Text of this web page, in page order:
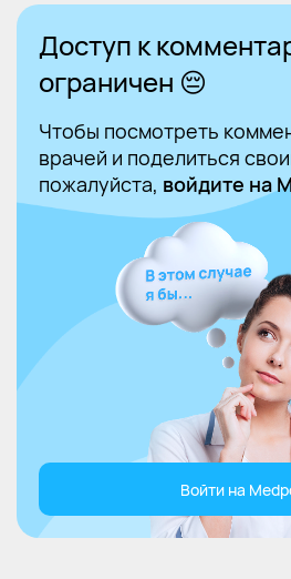
Доступ к
ограничен 😔
Чтобы посмотреть
врачей и поделиться
пожалуйста, войдите на
Войти на